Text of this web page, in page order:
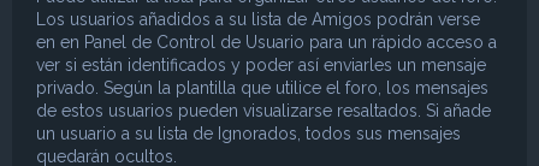
Los usuarios añadidos a su lista de Amigos podrán verse
en en Panel de Control de Usuario para un rápido acceso a
ver si están identificados y poder así enviarles un mensaje
privado. Según la plantilla que utilice el foro, los mensajes
de estos usuarios pueden visualizarse resaltados. Si añade
un usuario a su lista de Ignorados, todos sus mensajes
quedarán ocultos.